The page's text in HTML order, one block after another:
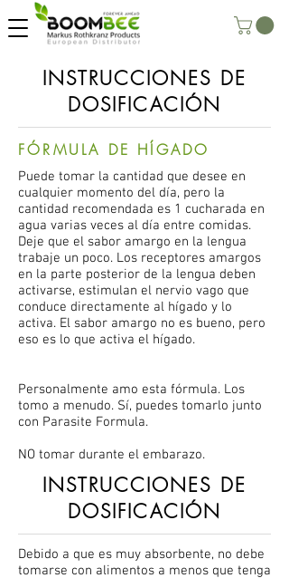
INSTRUCCIONES DE
DOSIFICACIÓN
FÓRMULA DE HÍGADO
Puede tomar la cantidad que desee en
cualquier momento del día, pero la
cantidad recomendada es 1 cucharada en
agua varias veces al día entre comidas.
Deje que el sabor amargo en la lengua
trabaje un poco. Los receptores amargos
en la parte posterior de la lengua deben
activarse, estimulan el nervio vago que
conduce directamente al hígado y lo
activa. El sabor amargo no es bueno, pero
eso es lo que activa el hígado.
Personalmente amo esta fórmula. Los
tomo a menudo. Sí, puedes tomarlo junto
con Parasite Formula.
NO tomar durante el embarazo.
INSTRUCCIONES DE
DOSIFICACIÓN
Debido a que es muy absorbente, no debe
tomarse con alimentos a menos que tenga